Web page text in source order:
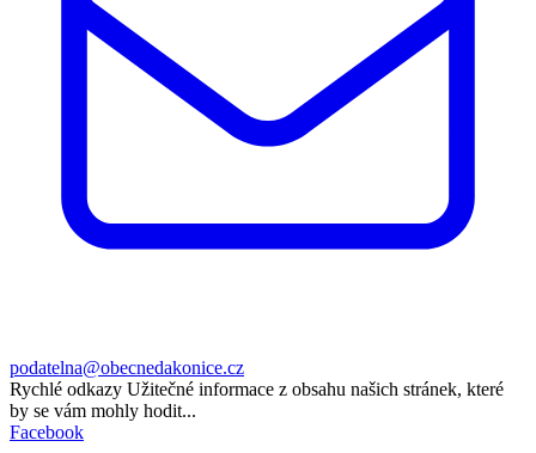
podatelna@obecnedakonice.cz
Rychlé odkazy Užitečné informace z obsahu našich stránek, které
by se vám mohly hodit...
Facebook